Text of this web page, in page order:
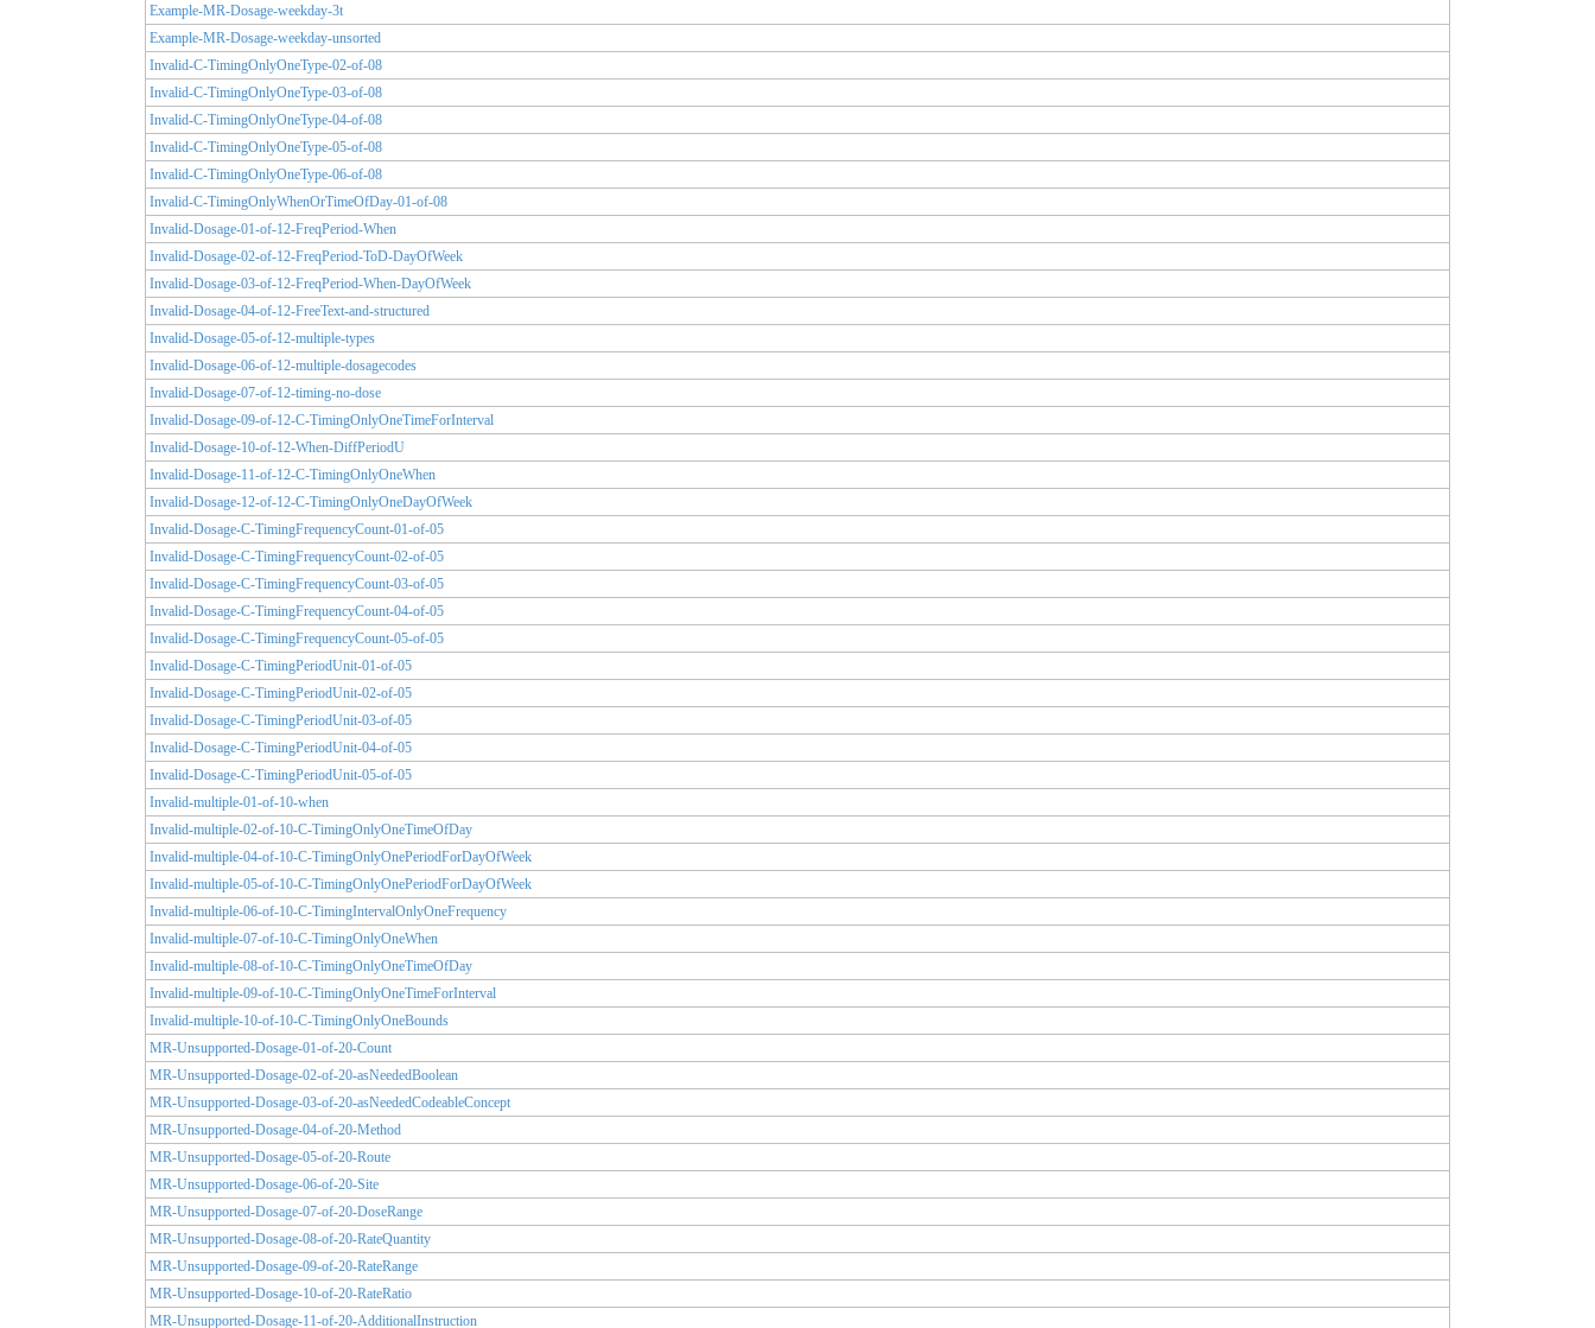
Example-MR-Dosage-weekday-3t
Example-MR-Dosage-weekday-unsorted
Invalid-C-TimingOnlyOneType-02-of-08
Invalid-C-TimingOnlyOneType-03-of-08
Invalid-C-TimingOnlyOneType-04-of-08
Invalid-C-TimingOnlyOneType-05-of-08
Invalid-C-TimingOnlyOneType-06-of-08
Invalid-C-TimingOnlyWhenOrTimeOfDay-01-of-08
Invalid-Dosage-01-of-12-FreqPeriod-When
Invalid-Dosage-02-of-12-FreqPeriod-ToD-DayOfWeek
Invalid-Dosage-03-of-12-FreqPeriod-When-DayOfWeek
Invalid-Dosage-04-of-12-FreeText-and-structured
Invalid-Dosage-05-of-12-multiple-types
Invalid-Dosage-06-of-12-multiple-dosagecodes
Invalid-Dosage-07-of-12-timing-no-dose
Invalid-Dosage-09-of-12-C-TimingOnlyOneTimeForInterval
Invalid-Dosage-10-of-12-When-DiffPeriodU
Invalid-Dosage-11-of-12-C-TimingOnlyOneWhen
Invalid-Dosage-12-of-12-C-TimingOnlyOneDayOfWeek
Invalid-Dosage-C-TimingFrequencyCount-01-of-05
Invalid-Dosage-C-TimingFrequencyCount-02-of-05
Invalid-Dosage-C-TimingFrequencyCount-03-of-05
Invalid-Dosage-C-TimingFrequencyCount-04-of-05
Invalid-Dosage-C-TimingFrequencyCount-05-of-05
Invalid-Dosage-C-TimingPeriodUnit-01-of-05
Invalid-Dosage-C-TimingPeriodUnit-02-of-05
Invalid-Dosage-C-TimingPeriodUnit-03-of-05
Invalid-Dosage-C-TimingPeriodUnit-04-of-05
Invalid-Dosage-C-TimingPeriodUnit-05-of-05
Invalid-multiple-01-of-10-when
Invalid-multiple-02-of-10-C-TimingOnlyOneTimeOfDay
Invalid-multiple-04-of-10-C-TimingOnlyOnePeriodForDayOfWeek
Invalid-multiple-05-of-10-C-TimingOnlyOnePeriodForDayOfWeek
Invalid-multiple-06-of-10-C-TimingIntervalOnlyOneFrequency
Invalid-multiple-07-of-10-C-TimingOnlyOneWhen
Invalid-multiple-08-of-10-C-TimingOnlyOneTimeOfDay
Invalid-multiple-09-of-10-C-TimingOnlyOneTimeForInterval
Invalid-multiple-10-of-10-C-TimingOnlyOneBounds
MR-Unsupported-Dosage-01-of-20-Count
MR-Unsupported-Dosage-02-of-20-asNeededBoolean
MR-Unsupported-Dosage-03-of-20-asNeededCodeableConcept
MR-Unsupported-Dosage-04-of-20-Method
MR-Unsupported-Dosage-05-of-20-Route
MR-Unsupported-Dosage-06-of-20-Site
MR-Unsupported-Dosage-07-of-20-DoseRange
MR-Unsupported-Dosage-08-of-20-RateQuantity
MR-Unsupported-Dosage-09-of-20-RateRange
MR-Unsupported-Dosage-10-of-20-RateRatio
MR-Unsupported-Dosage-11-of-20-AdditionalInstruction